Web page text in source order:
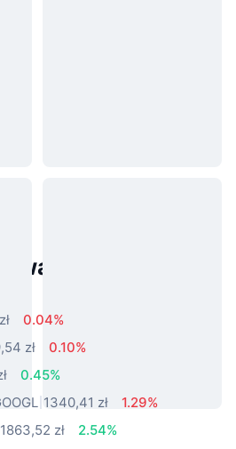
ze świata
0.04%
zł
0.10%
0.45%
1340,41 zł
1.29%
1863,52 zł
2.54%